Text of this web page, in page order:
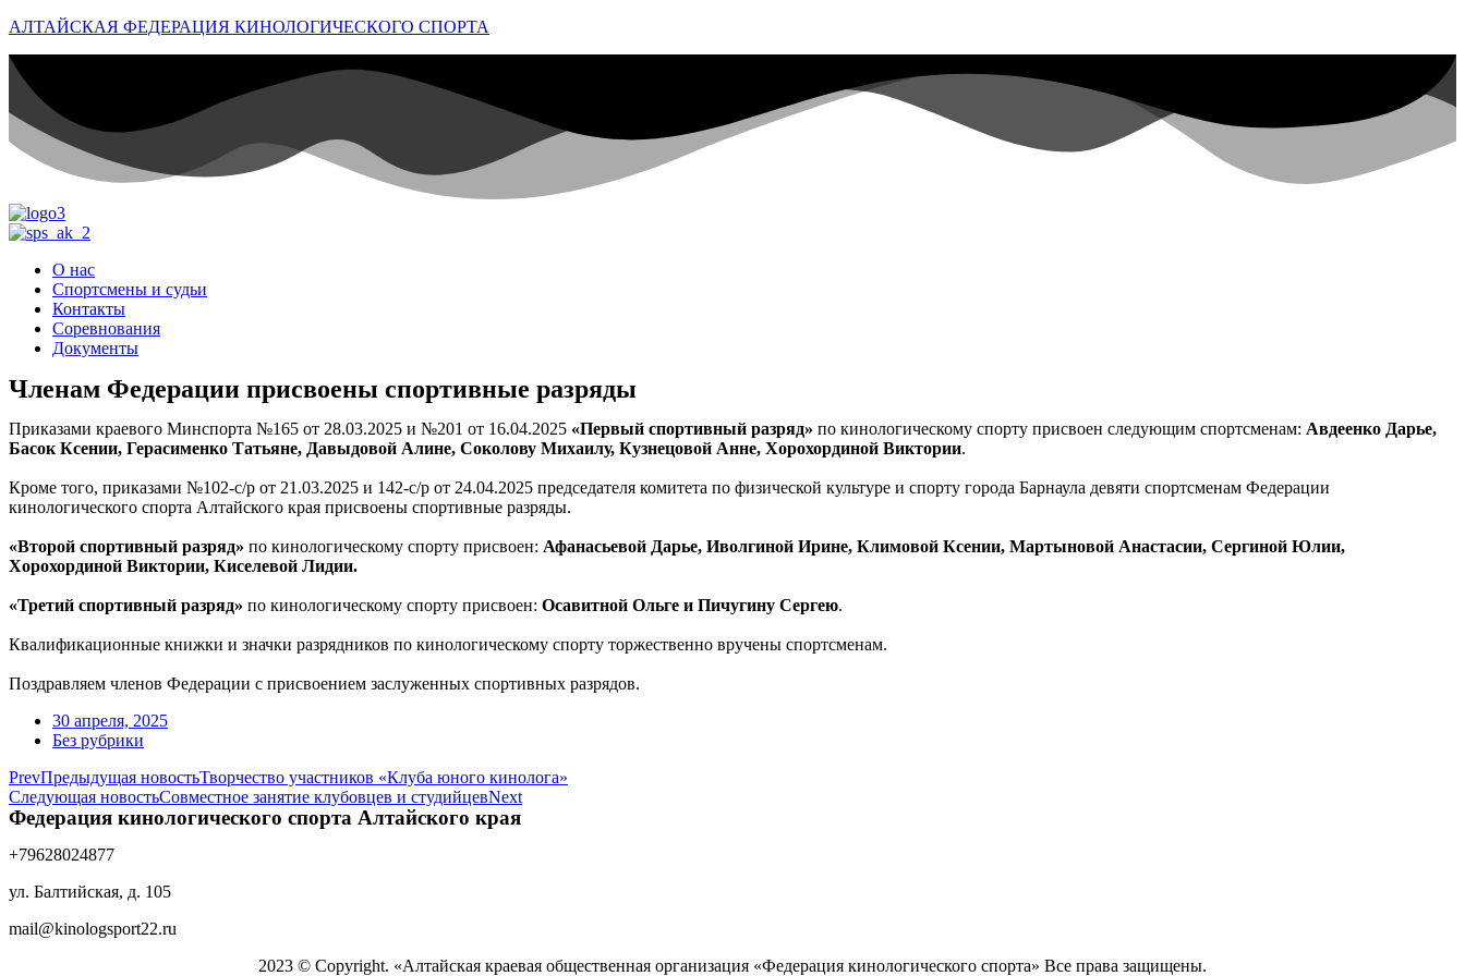
АЛТАЙСКАЯ ФЕДЕРАЦИЯ КИНОЛОГИЧЕСКОГО СПОРТА
О нас
Спортсмены и судьи
Контакты
Соревнования
Документы
Членам Федерации присвоены спортивные разряды
Приказами краевого Минспорта №165 от 28.03.2025 и №201 от 16.04.2025 «Первый спортивный разряд» по кинологическому спорту присвоен следующим спортсменам: Авдеенко Дарье,
Басок Ксении, Герасименко Татьяне, Давыдовой Алине, Соколову Михаилу, Кузнецовой Анне, Хорохординой Виктории.
Кроме того, приказами №102-с/р от 21.03.2025 и 142-с/р от 24.04.2025 председателя комитета по физической культуре и спорту города Барнаула девяти спортсменам Федерации
кинологического спорта Алтайского края присвоены спортивные разряды.
«Второй спортивный разряд» по кинологическому спорту присвоен: Афанасьевой Дарье, Иволгиной Ирине, Климовой Ксении, Мартыновой Анастасии, Сергиной Юлии,
Хорохординой Виктории, Киселевой Лидии.
«Третий спортивный разряд» по кинологическому спорту присвоен: Осавитной Ольге и Пичугину Сергею.
Квалификационные книжки и значки разрядников по кинологическому спорту торжественно вручены спортсменам.
Поздравляем членов Федерации с присвоением заслуженных спортивных разрядов.
30 апреля, 2025
Без рубрики
PrevПредыдущая новостьТворчество участников «Клуба юного кинолога»
Следующая новостьСовместное занятие клубовцев и студийцевNext
Федерация кинологического спорта Алтайского края
+79628024877
ул. Балтийская, д. 105
mail@kinologsport22.ru
2023 © Copyright. «Алтайская краевая общественная организация «Федерация кинологического спорта» Все права защищены.